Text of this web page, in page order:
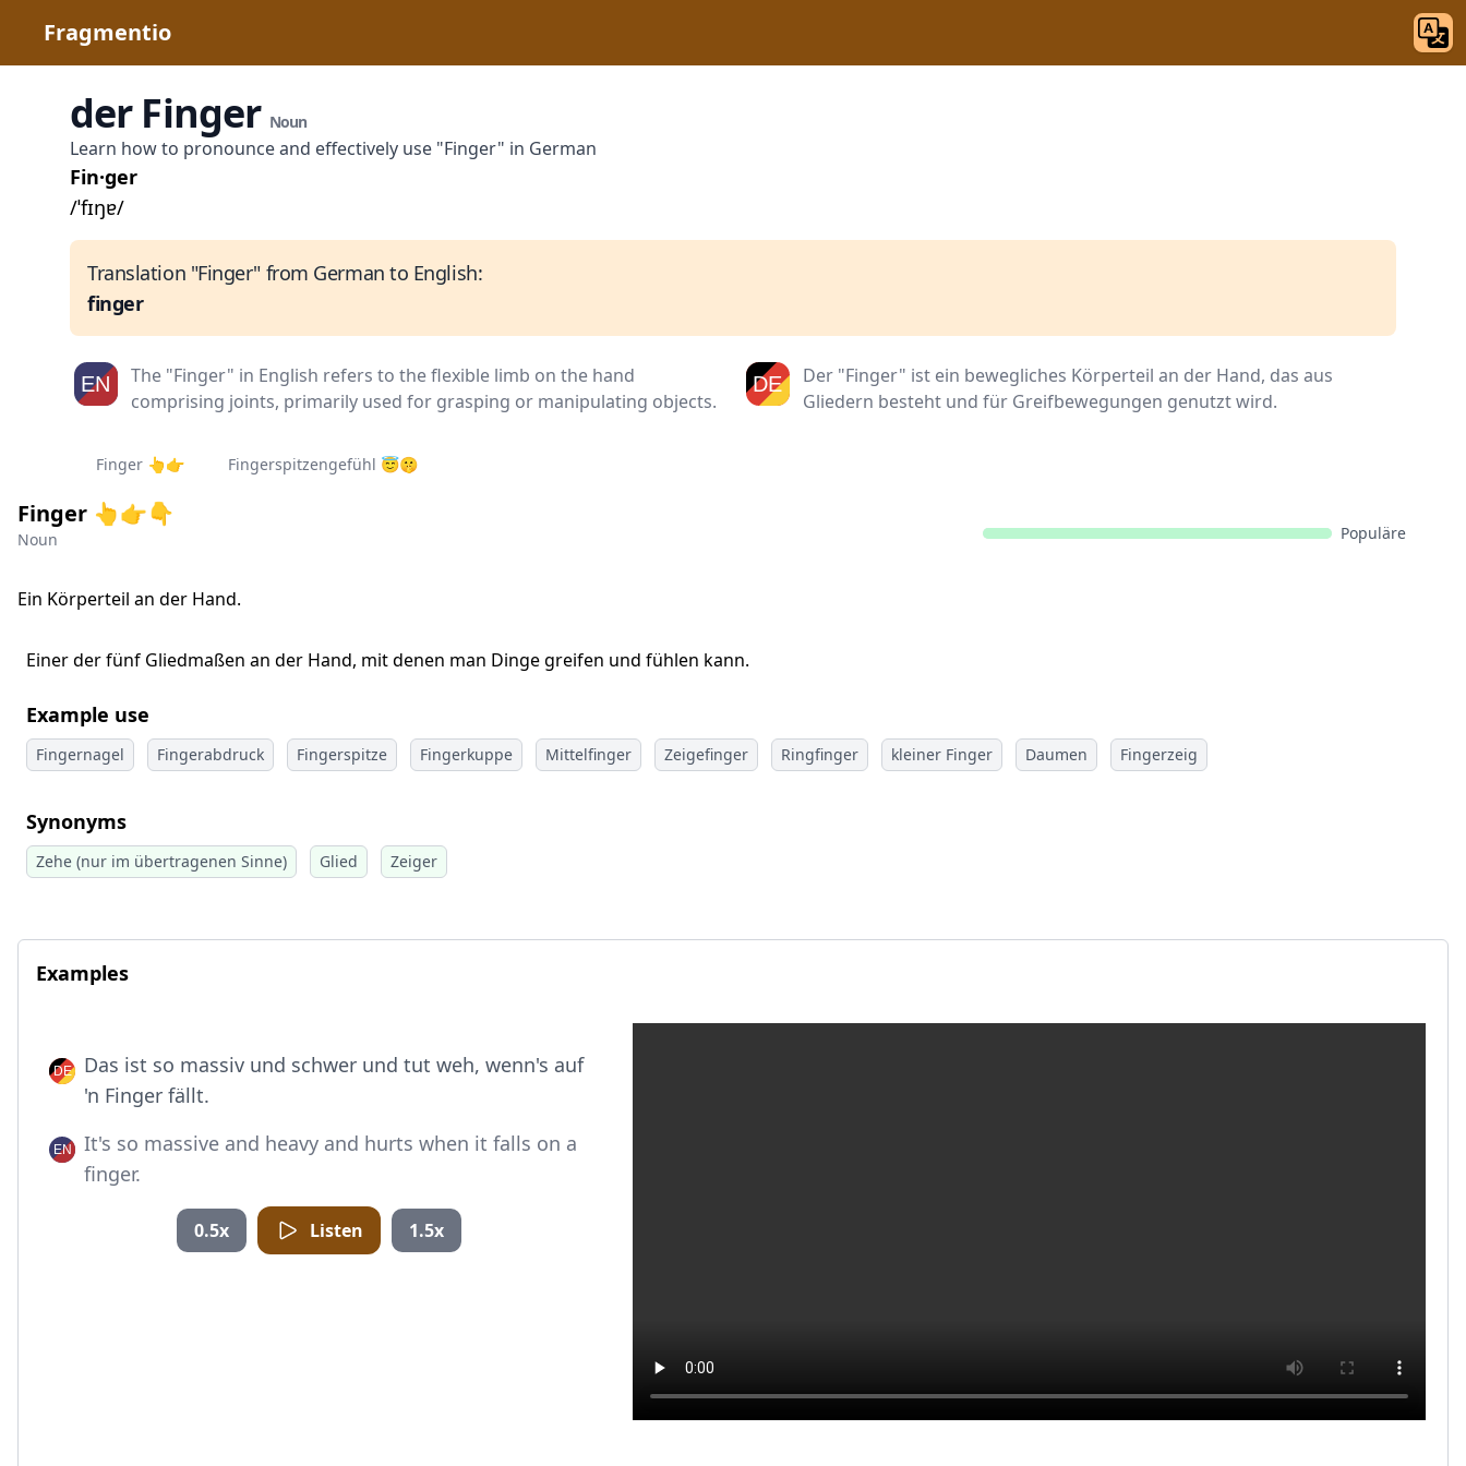
Fragmentio
der Finger Noun
Learn how to pronounce and effectively use "Finger" in German
Fin·ger
/ˈfɪŋɐ/
Translation "Finger" from German to English:
finger
The "Finger" in English refers to the flexible limb on the hand
comprising joints, primarily used for grasping or manipulating objects.
Der "Finger" ist ein bewegliches Körperteil an der Hand, das aus
Gliedern besteht und für Greifbewegungen genutzt wird.
Finger 👆👉 Fingerspitzengefühl 😇🤫
Finger 👆👉👇
Noun Populäre
Ein Körperteil an der Hand.
Einer der fünf Gliedmaßen an der Hand, mit denen man Dinge greifen und fühlen kann.
Example use
Fingernagel Fingerabdruck Fingerspitze Fingerkuppe Mittelfinger Zeigefinger Ringfinger kleiner Finger Daumen Fingerzeig
Synonyms
Zehe (nur im übertragenen Sinne) Glied Zeiger
Examples
Das ist so massiv und schwer und tut weh, wenn's auf
'n Finger fällt.
It's so massive and heavy and hurts when it falls on a
finger.
0.5x Listen 1.5x